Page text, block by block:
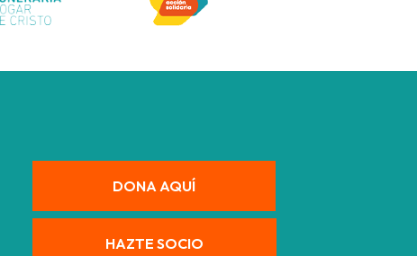
DONA AQUÍ
HAZTE SOCIO